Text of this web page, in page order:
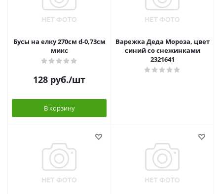
Бусы на елку 270см d-0,73см
микс
128 руб./шт
В корзину
Варежка Деда Мороза, цвет
синий со снежинками
2321641